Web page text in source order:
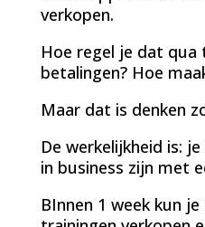
verkopen.
Hoe regel je dat qua
betalingen? Hoe
Maar dat is denken
De werkelijkheid is:
in business zijn met
BInnen 1 week kun